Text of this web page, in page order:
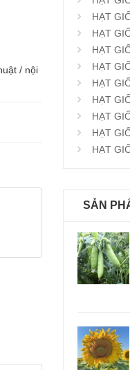
/ nội
HẠT
HẠT
HẠT
HẠT
HẠT
HẠT
HẠT
HẠT
HẠT
SẢN